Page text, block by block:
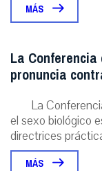
MÁS
La
pronuncia
La
el sexo biológico
directrices
MÁS